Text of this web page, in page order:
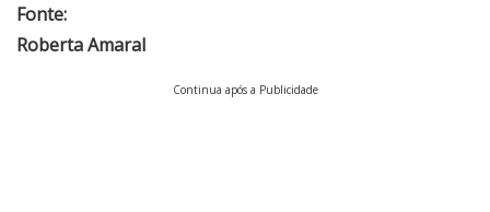
Fonte:
Roberta Amaral
Continua após a Publicidade